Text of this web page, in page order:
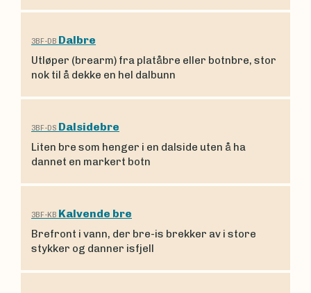
3BF-DB Dalbre
Utløper (brearm) fra platåbre eller botnbre, stor
nok til å dekke en hel dalbunn
3BF-DS Dalsidebre
Liten bre som henger i en dalside uten å ha
dannet en markert botn
3BF-KB Kalvende bre
Brefront i vann, der bre-is brekker av i store
stykker og danner isfjell